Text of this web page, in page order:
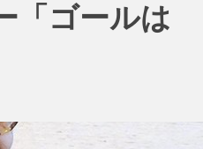
「ゴールは